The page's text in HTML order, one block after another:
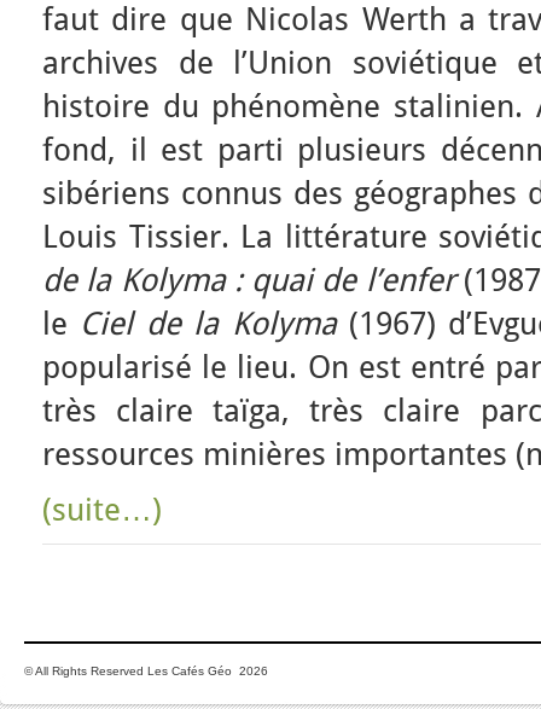
faut dire que Nicolas Werth a
archives de l’Union soviétique
histoire du phénomène
fond, il est parti plusieurs
sibériens connus des géographes
Louis Tissier. La littérature
de la Kolyma : quai de l’enfer
le Ciel de la Kolyma(1967)
popularisé le lieu. On est entré
très claire taïga, très claire
ressources minières importantes
(suite…)
© All Rights Reserved Les Cafés Géo 2026